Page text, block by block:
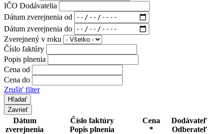
IČO Dodávatelia
Dátum zverejnenia od
Dátum zverejnenia do
Zverejnený v roku
Číslo faktúry
Popis plnenia
Cena od
Cena do
Zrušiť filter
Zavrieť
Dátum
zverejnenia
Číslo faktúry
Popis plnenia
Cena
*
Dodávateľ
Odberateľ